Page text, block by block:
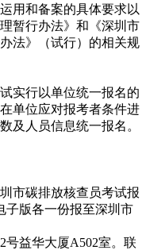
用和备案的具体要求以
暂行办法》和《深圳市
法》（试行）的相关规
实行以单位统一报名的
单位应对报考者条件进
及人员信息统一报名。
碳排放核查员考试报
子版各一份报至深圳市
益华大厦A502室。联